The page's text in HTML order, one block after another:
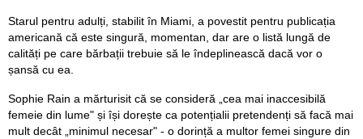
Starul pentru adulți, stabilit în Miami, a povestit pentru publicația
americană că este singură, momentan, dar are o listă lungă de
calități pe care bărbații trebuie să le îndeplinească dacă vor o
șansă cu ea.
Sophie Rain a mărturisit că se consideră „cea mai inaccesibilă
femeie din lume" și își dorește ca potențialii pretendenți să facă mai
mult decât „minimul necesar" - o dorință a multor femei singure din